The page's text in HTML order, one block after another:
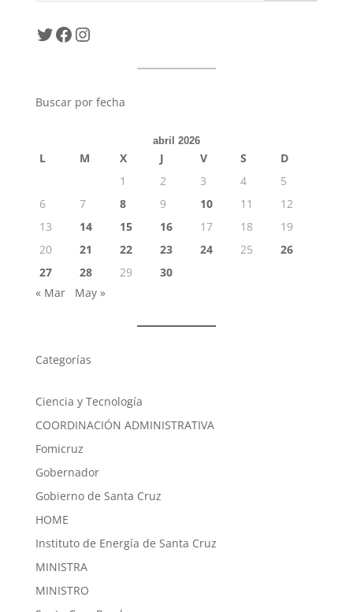
Twitter
Facebook
Instagram
Buscar por fecha
abril 2026
L M X J V S
D
1
2 3 4
5
6
7 8 9 10 11
12
13
14 15 16 17 18
19
20
21 22 23 24 25
26
27
28 29
30
« Mar
May »
Categorías
Ciencia y Tecnología
COORDINACIÓN ADMINISTRATIVA
Fomicruz
Gobernador
Gobierno de Santa Cruz
HOME
Instituto de Energía de Santa Cruz
MINISTRA
MINISTRO